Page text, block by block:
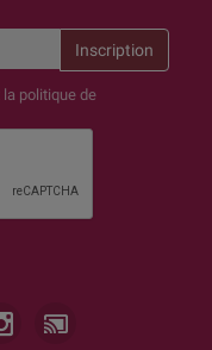
politique de